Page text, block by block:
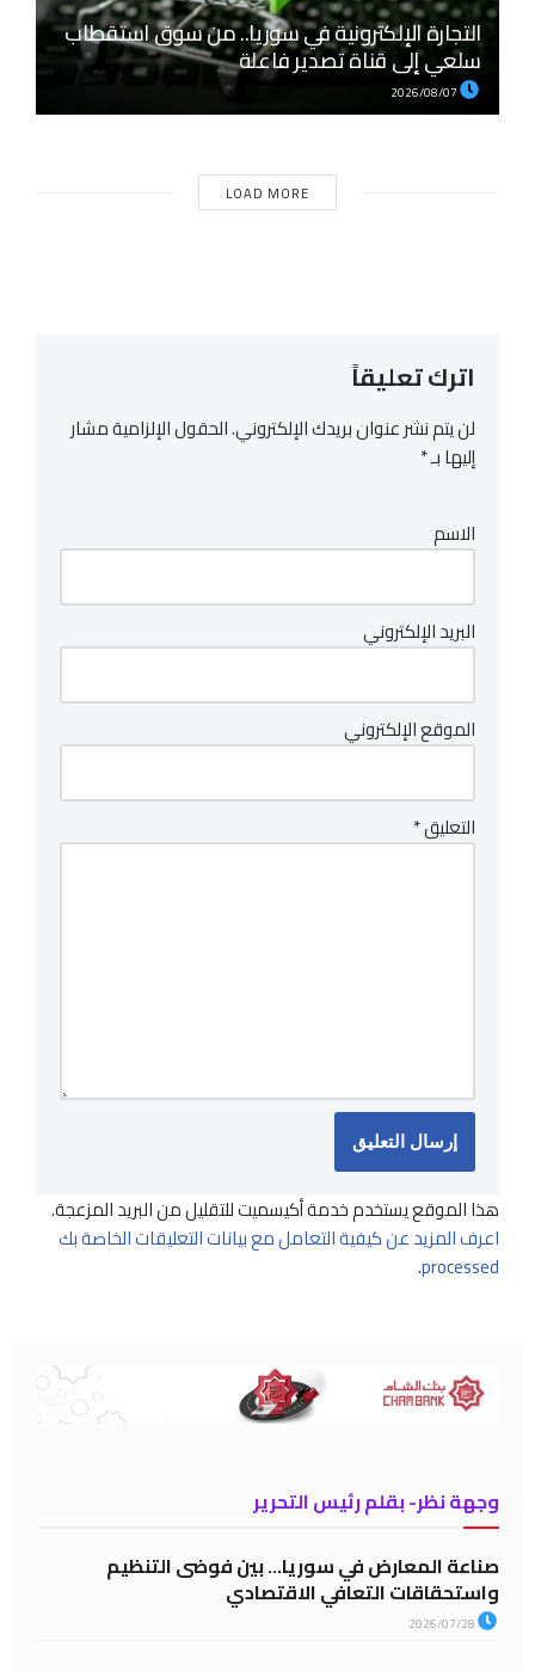
التجارة الإلكترونية في سوريا.. من سوق استقطاب
سلعي إلى قناة تصدير فاعلة
LOAD MORE
اترك تعليقاً
لن يتم نشر عنوان بريدك الإلكتروني.الحقول الإلزامية مشار
إليها بـ*
الاسم
البريد الإلكتروني
الموقع الإلكتروني
التعليق*
هذا الموقع يستخدم خدمة أكيسميت للتقليل من البريد المزعجة.
اعرف المزيد عن كيفية التعامل مع بيانات التعليقات الخاصة بك
processed
.
وجهة نظر- بقلم رئيس التحرير
صناعة المعارض في سوريا… بين فوضى التنظيم
واستحقاقات التعافي الاقتصادي